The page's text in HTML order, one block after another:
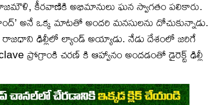
కీరవాణికి అభిమానులు ఘన స్వాగతం పలికారు.
ఒక్క మాటతో అందరి మనసులను దోచుకున్నాడు.
ఢిల్లీలో ల్యాండ్ అయ్యాడు. నేడు దేశంలో జరిగే
ప్రోగ్రాంకి చరణ్ కి ఆహ్వానం అందడంతో డైరెక్ట్ ఢిల్లీ